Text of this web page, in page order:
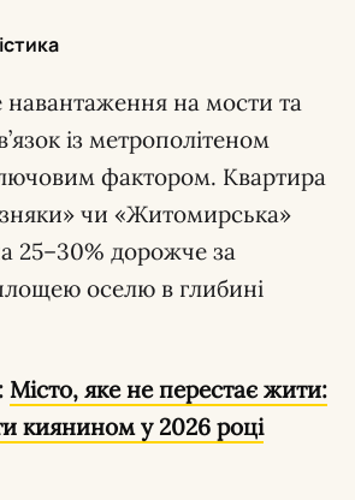
навантаження на мости та
із метрополітеном
фактором. Квартира
чи «Житомирська»
25–30% дорожче за
оселю в глибині
Місто, яке не перестає жити:
киянином у 2026 році